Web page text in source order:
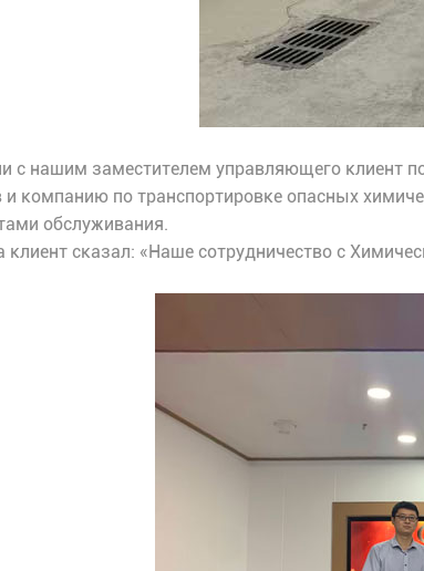
с нашим заместителем управляющего клиент
и компанию по транспортировке опасных
обслуживания.
клиент сказал: «Наше сотрудничество с